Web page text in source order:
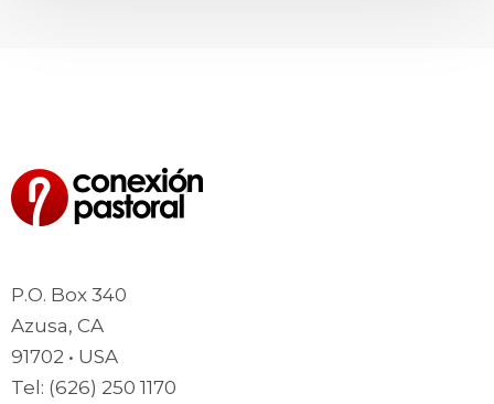
P.O. Box 340
Azusa, CA
91702 • USA
Tel: (626) 250 1170